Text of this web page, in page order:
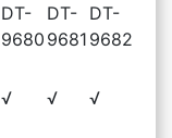
DT-
9680
DT-
9681
DT-
9682
√ √ √